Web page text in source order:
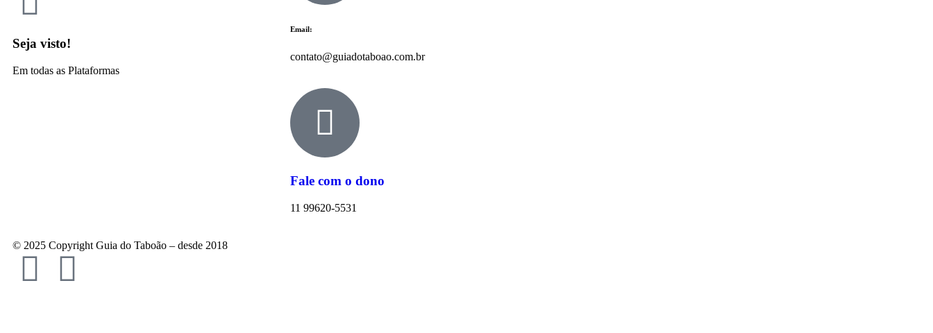
Seja visto!
Em todas as Plataformas
Email:
contato@guiadotaboao.com.br
Fale com o dono
11 99620-5531
© 2025 Copyright Guia do Taboão – desde 2018